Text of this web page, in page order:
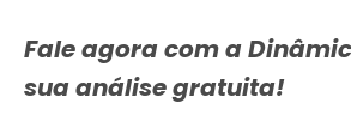
Fale agora com a
sua análise gratuita!